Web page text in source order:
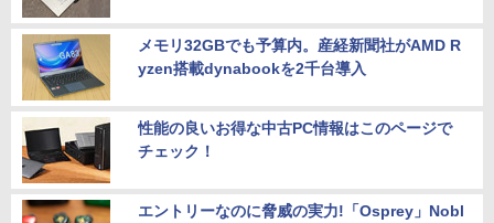
メモリ32GBでも予算内。産経新聞社がAMD R
yzen搭載dynabookを2千台導入
性能の良いお得な中古PC情報はこのページで
チェック！
エントリーなのに脅威の実力!「Osprey」Nobl